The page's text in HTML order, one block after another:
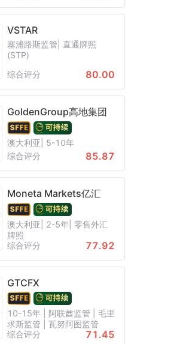
VSTAR
塞浦路斯监管| 直通牌照
(STP)
综合评分
80.00
GoldenGroup高地集团
澳大利亚| 5-10年
综合评分
85.87
Moneta Markets亿汇
澳大利亚| 2-5年| 零售外汇
牌照
综合评分
77.92
GTCFX
10-15年 | 阿联酋监管 | 毛里
求斯监管 | 瓦努阿图监管
综合评分
71.45